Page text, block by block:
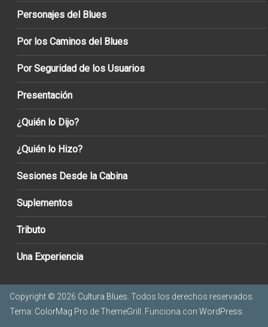
Personajes del Blues
Por los Caminos del Blues
Por Seguridad de los Usuarios
Presentación
¿Quién lo Dijo?
¿Quién lo Hizo?
Sesiones Desde la Cabina
Suplementos
Tributo
Una Experiencia
Copyright © 2026 Cultura Blues . Todos los derechos reservados.
Tema: ColorMag Pro de ThemeGrill. Funciona con WordPress